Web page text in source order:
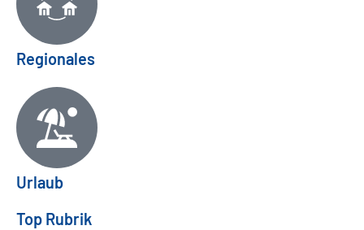
Regionales
Urlaub
Top Rubrik